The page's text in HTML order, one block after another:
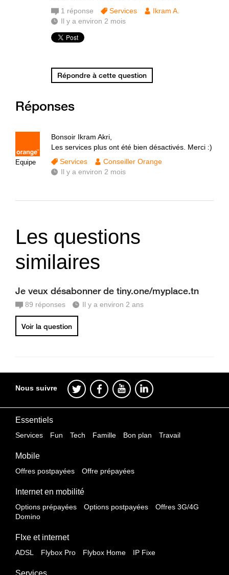
1 réponse Services
Ikram A.
Il y a environ 2 mois
Répondre à cette question
Réponses
Equipe
Bonsoir Ikram Akri,
Les services plus ont été bien désactivés. Merci :)
Services
Conseiller Orange
Il y a environ 2 mois
Les questions
similaires
Je veux désabonner de tiny.one/myplace.tn
89 réponses Il y a environ 2 ans
Voir la question
Nous suivre
Essentiels
Services Fun Tech Famille Bon plan Travail
Mobile
Offres postpayées Offre prépayées
Internet en mobilité
Options prépayées Options postpayées
Offres 3G/4G
Domino
FIxe et internet
ADSL Flybox Pro Flybox Home IP Fixe
Services